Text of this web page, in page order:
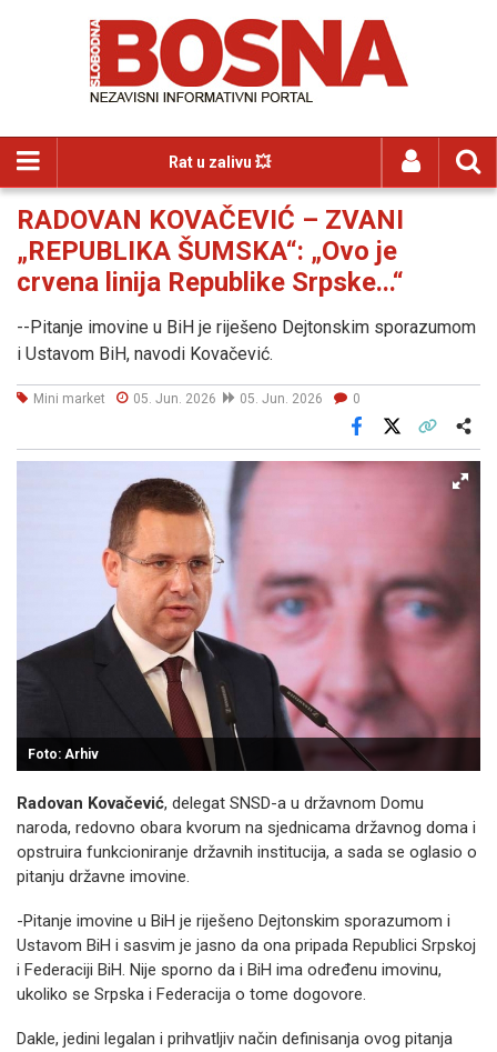
Rat u zalivu 💥
RADOVAN KOVAČEVIĆ – ZVANI
„REPUBLIKA ŠUMSKA“: „Ovo je
crvena linija Republike Srpske...“
--Pitanje imovine u BiH je riješeno Dejtonskim sporazumom
i Ustavom BiH, navodi Kovačević.
Mini market 05. Jun. 2026 05. Jun. 2026 0
Facebook
Foto: Arhiv
Radovan Kovačević, delegat SNSD-a u državnom Domu
naroda, redovno obara kvorum na sjednicama državnog doma i
opstruira funkcioniranje državnih institucija, a sada se oglasio o
pitanju državne imovine.
-Pitanje imovine u BiH je riješeno Dejtonskim sporazumom i
Ustavom BiH i sasvim je jasno da ona pripada Republici Srpskoj
i Federaciji BiH. Nije sporno da i BiH ima određenu imovinu,
ukoliko se Srpska i Federacija o tome dogovore.
Dakle, jedini legalan i prihvatljiv način definisanja ovog pitanja